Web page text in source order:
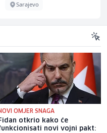
Sarajevo
OMJER SNAGA
otkrio kako će
novi vojni pakt: